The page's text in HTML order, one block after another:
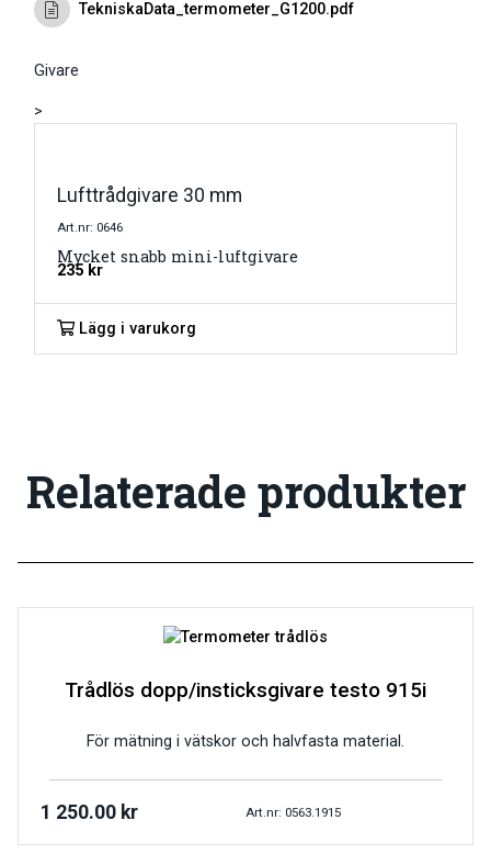
TekniskaData_termometer_G1200.pdf
Givare
>
Lufttrådgivare 30 mm
Art.nr: 0646
Mycket snabb mini-luftgivare
235 kr
Lägg i varukorg
Relaterade produkter
Trådlös dopp/insticksgivare testo 915i
För mätning i vätskor och halvfasta material.
1 250.00 kr Art.nr: 0563.1915